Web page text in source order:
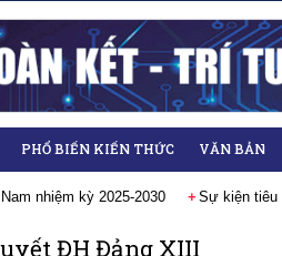
PHỔ BIẾN KIẾN THỨC VĂN BẢN
nhiệm kỳ 2025-2030 Sự kiện tiêu
ĐH Đảng XIII